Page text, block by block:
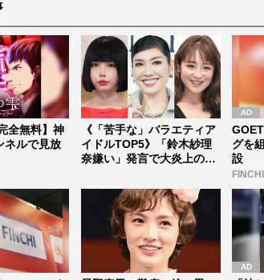
全無料】神
ネルで見放
《「苦手な」バラエティア
イドルTOP5》「鈴木紗理
奈嫌い」発言で大炎上のあ
グを
設